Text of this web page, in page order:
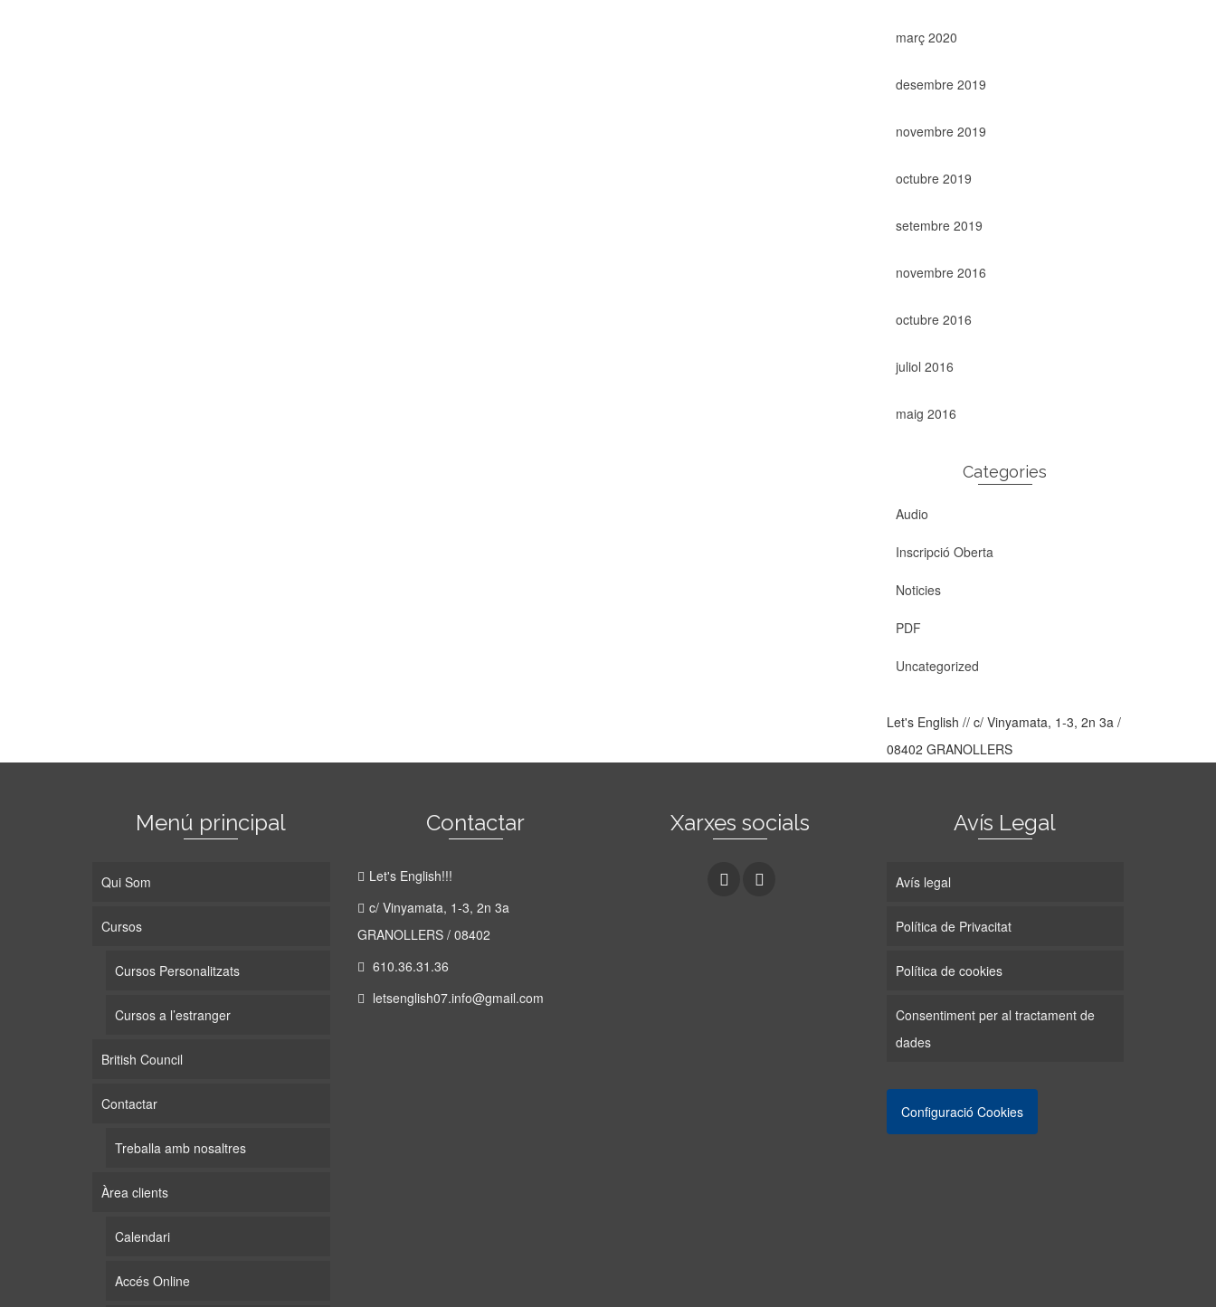
març 2020
desembre 2019
novembre 2019
octubre 2019
setembre 2019
novembre 2016
octubre 2016
juliol 2016
maig 2016
Categories
Audio
Inscripció Oberta
Noticies
PDF
Uncategorized
Let's English // c/ Vinyamata, 1-3, 2n 3a /
08402 GRANOLLERS
Menú principal
Qui Som
Cursos
Cursos Personalitzats
Cursos a l’estranger
British Council
Contactar
Treballa amb nosaltres
Àrea clients
Calendari
Accés Online
Contactar
Let's English!!!
c/ Vinyamata, 1-3, 2n 3a
GRANOLLERS / 08402
610.36.31.36
letsenglish07.info@gmail.com
Xarxes socials Avís Legal
Avís legal
Política de Privacitat
Política de cookies
Consentiment per al tractament de
dades
Configuració Cookies